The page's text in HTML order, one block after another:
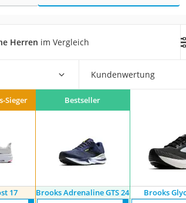
Reiten
Herren im Vergleich
Kundenwertung
Sieger Bestseller
17 Brooks Adrenaline GTS 24 Brooks